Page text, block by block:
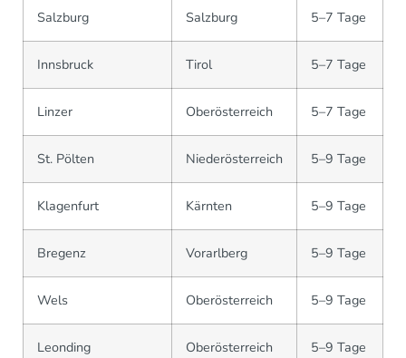
Salzburg Salzburg 5–7 Tage
Innsbruck Tirol 5–7 Tage
Linzer Oberösterreich 5–7 Tage
St. Pölten Niederösterreich 5–9 Tage
Klagenfurt Kärnten 5–9 Tage
Bregenz Vorarlberg 5–9 Tage
Wels Oberösterreich 5–9 Tage
Leonding Oberösterreich 5–9 Tage